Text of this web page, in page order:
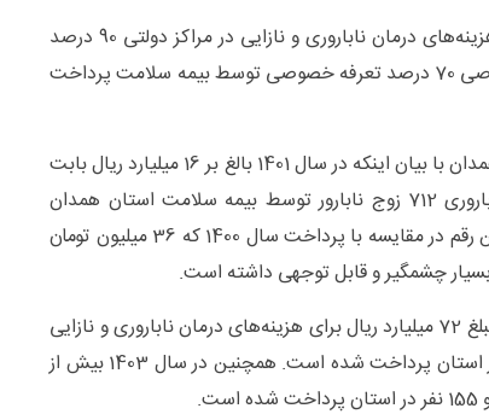
وی تصریح کرد: در خصوص هزینه‌های درمان ناباروری و نازایی در مراکز دولتی 90 درصد
تعرفه دولتی و در بخش خصوصی 70 درصد تعرفه خصوصی توسط بیمه سلامت پرداخت
مدیرکل بیمه سلامت استان همدان با بیان اینکه در سال 1401 بالغ بر 16 میلیارد ریال بابت
هزینه‌های درمان نازایی و ناباروری 712 زوج نابارور توسط بیمه سلامت استان همدان
پرداخت شده است، گفت: این رقم در مقایسه با پرداخت سال 1400 که 36 میلیون تومان
نیاستی افزود: در سال 1402 مبلغ 72 میلیارد ریال برای هزینه‌های درمان ناباروری و نازایی
یک هزار و 597 زوج نابارور در استان پرداخت شده است. همچنین در سال 1403 بیش از